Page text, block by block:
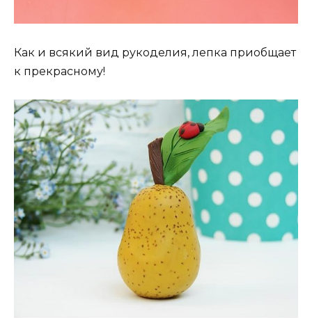
Как и всякий вид рукоделия, лепка приобщает
к прекрасному!